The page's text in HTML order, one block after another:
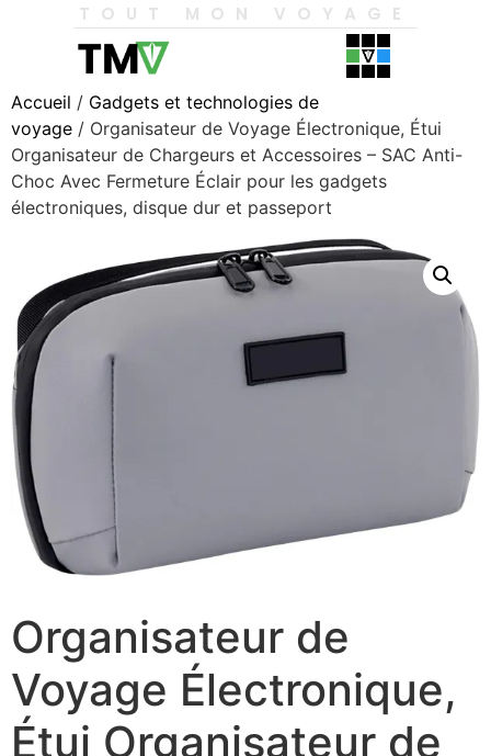
TOUT MON VOYAGE
Accueil / Gadgets et technologies de
voyage / Organisateur de Voyage Électronique, Étui
Organisateur de Chargeurs et Accessoires – SAC Anti-
Choc Avec Fermeture Éclair pour les gadgets
électroniques, disque dur et passeport
Organisateur de
Voyage Électronique,
Étui Organisateur de